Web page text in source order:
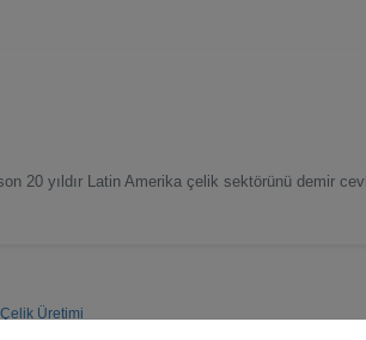
20 yıldır Latin Amerika çelik sektörünü demir
Çelik Üretimi